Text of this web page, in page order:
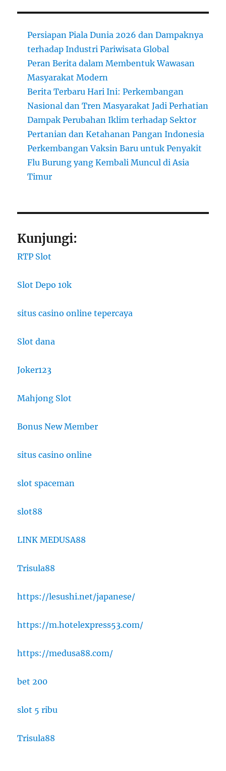
Persiapan Piala Dunia 2026 dan Dampaknya
terhadap Industri Pariwisata Global
Peran Berita dalam Membentuk Wawasan
Masyarakat Modern
Berita Terbaru Hari Ini: Perkembangan
Nasional dan Tren Masyarakat Jadi Perhatian
Dampak Perubahan Iklim terhadap Sektor
Pertanian dan Ketahanan Pangan Indonesia
Perkembangan Vaksin Baru untuk Penyakit
Flu Burung yang Kembali Muncul di Asia
Timur
Kunjungi:
RTP Slot
Slot Depo 10k
situs casino online tepercaya
Slot dana
Joker123
Mahjong Slot
Bonus New Member
situs casino online
slot spaceman
slot88
LINK MEDUSA88
Trisula88
https://lesushi.net/japanese/
https://m.hotelexpress53.com/
https://medusa88.com/
bet 200
slot 5 ribu
Trisula88